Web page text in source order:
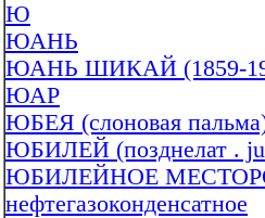
Ю
ЮАНЬ
ЮАНЬ ШИКАЙ (1859-
ЮАР
ЮБЕЯ (слоновая
ЮБИЛЕЙ (позднелат .
ЮБИЛЕЙНОЕ
нефтегазоконденсатное